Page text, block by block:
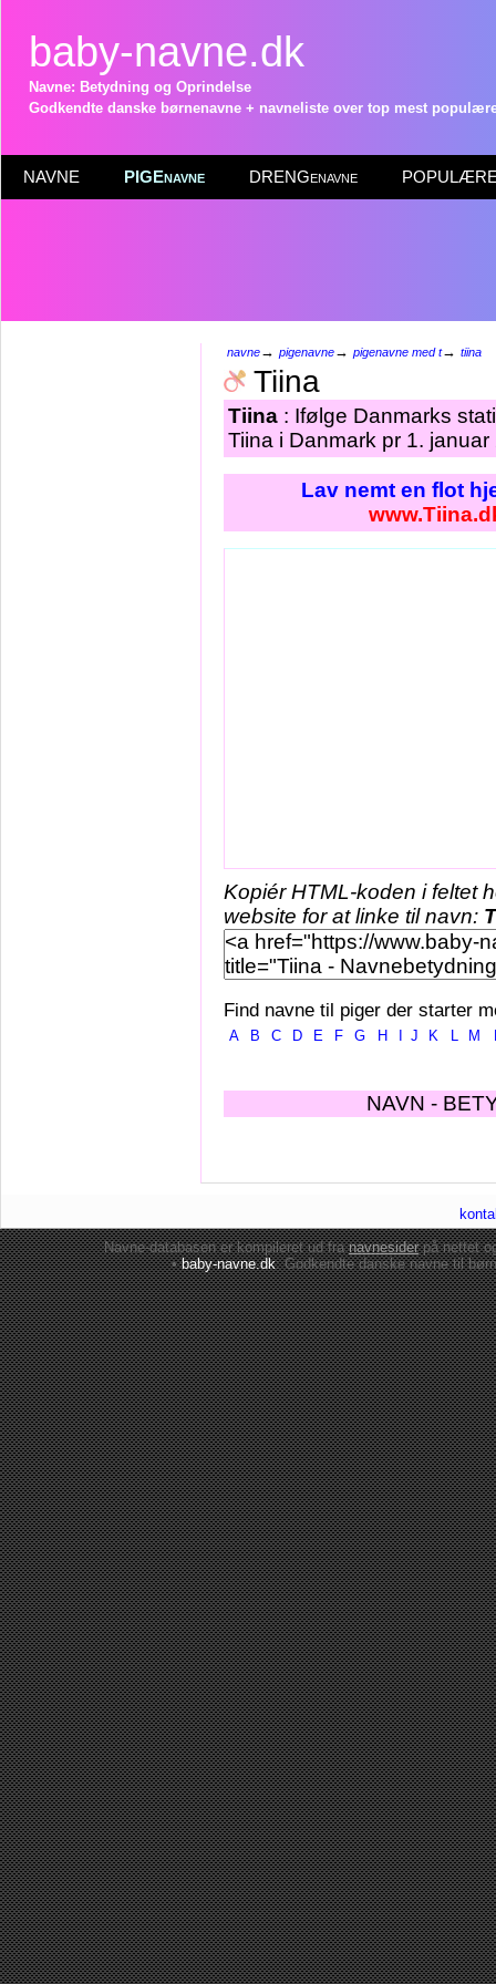
baby-navne.dk
Navne: Betydning og Oprindelse
Godkendte danske børnenavne + navneliste over top mest
NAVNE PIGEnavne DRENGenavne POPULÆRE
navne→ pigenavne→ pigenavne med t→ tiina
Tiina
Tiina : Ifølge Danmarks
Tiina i Danmark pr 1. januar
Lav nemt en flot
Kopiér HTML-koden i feltet
website for at linke til navn:
Find navne til piger der starter
A B C D E F G H J K L M
NAVN -
Navne-databasen er kompileret ud franavnesiderpå nettet
•baby-navne.dk: Godkendte danskenavne til børn